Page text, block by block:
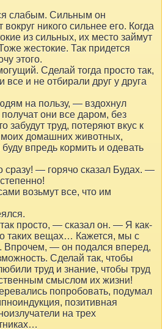
слабым. Сильным он
вокруг никого сильнее его. Когда
из сильных, их место займут
жестокие. Так придется
этого.
Сделай тогда просто так,
все и не отбирали друг у друга
на пользу, — вздохнул
они все даром, без
забудут труд, потеряют вкус к
моих домашних животных,
впредь кормить и одевать
— горячо сказал Будах. —
возьмут все, что им
просто, — сказал он. — Я как-
таких вещах… Кажется, мы с
Впрочем, — он подался вперед,
Сделай так, чтобы
труд и знание, чтобы труд
смыслом их жизни!
попробовать, подумал
позитивная
на трех